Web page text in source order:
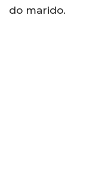
do marido.